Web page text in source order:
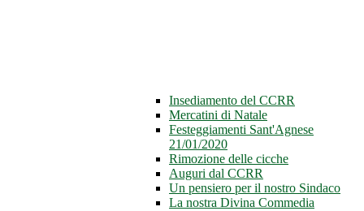
Insediamento del CCRR
Mercatini di Natale
Festeggiamenti Sant'Agnese
21/01/2020
Rimozione delle cicche
Auguri dal CCRR
Un pensiero per il nostro Sindaco
La nostra Divina Commedia